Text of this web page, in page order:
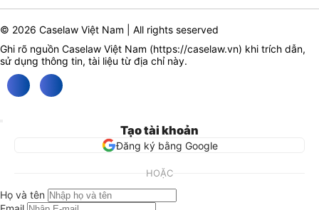
© 2026 Caselaw Việt Nam | All rights seserved
Ghi rõ nguồn Caselaw Việt Nam (https://caselaw.vn) khi trích dẫn,
sử dụng thông tin, tài liệu từ địa chỉ này.
Tạo tài khoản
Đăng ký bằng Google
HOẶC
Họ và tên